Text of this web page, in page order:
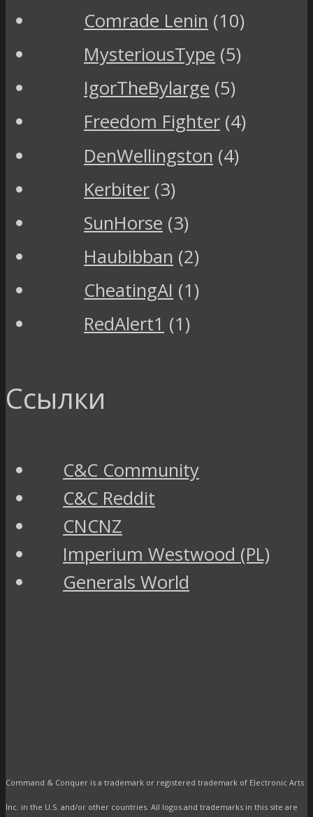
Comrade Lenin (10)
MysteriousType (5)
IgorTheBylarge (5)
Freedom Fighter (4)
DenWellingston (4)
Kerbiter (3)
SunHorse (3)
Haubibban (2)
CheatingAI (1)
RedAlert1 (1)
Ссылки
C&C Community
C&C Reddit
CNCNZ
Imperium Westwood (PL)
Generals World
Command & Conquer is a trademark or registered trademark of Electronic Arts
Inc. in the U.S. and/or other countries. All logos and trademarks in this site are